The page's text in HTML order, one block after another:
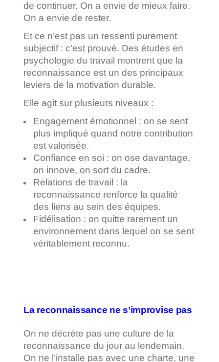
de continuer. On a envie de mieux faire.
On a envie de rester.
Et ce n’est pas un ressenti purement
subjectif : c’est prouvé. Des études en
psychologie du travail montrent que la
reconnaissance est un des principaux
leviers de la motivation durable.
Elle agit sur plusieurs niveaux :
Engagement émotionnel : on se sent
plus impliqué quand notre contribution
est valorisée.
Confiance en soi : on ose davantage,
on innove, on sort du cadre.
Relations de travail : la
reconnaissance renforce la qualité
des liens au sein des équipes.
Fidélisation : on quitte rarement un
environnement dans lequel on se sent
véritablement reconnu.
La reconnaissance ne s’improvise pas
On ne décrète pas une culture de la
reconnaissance du jour au lendemain.
On ne l’installe pas avec une charte, une